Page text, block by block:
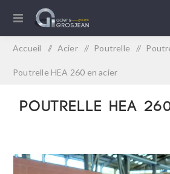
Accueil / Acier / Poutrelle /
Poutrelle HEA 260 en acier
Poutrelle HEA